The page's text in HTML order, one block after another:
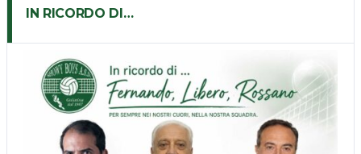
IN RICORDO DI…